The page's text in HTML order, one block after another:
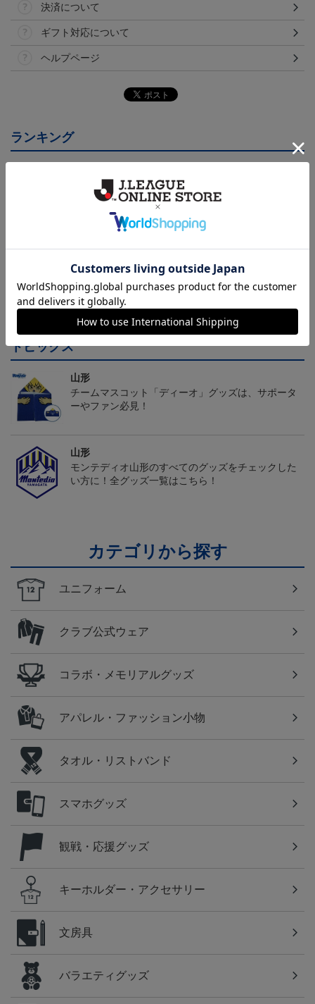
決済について
ギフト対応について
ヘルプページ
ランキング
26/27オーセンティックユ
ニフォーム半袖（FP1st）
18,700円～23,760円
26/27オーセンティックユ
ニフォーム半袖（FP2n
18,700円～23,760円
26/27オーセンティックユ
19,800円～24,860円
トピックス
山形
チームマスコット「ディーオ」グッズは、サポータ
ーやファン必見！
山形
モンテディオ山形のすべてのグッズをチェックした
い方に！全グッズ一覧はこちら！
カテゴリから探す
ユニフォーム
クラブ公式ウェア
コラボ・メモリアルグッズ
アパレル・ファッション小物
タオル・リストバンド
スマホグッズ
観戦・応援グッズ
キーホルダー・アクセサリー
文房具
バラエティグッズ